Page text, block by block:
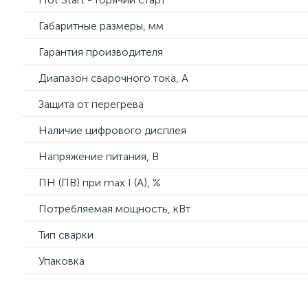
Габаритные размеры, мм
Гарантия производителя
Диапазон сварочного тока, А
Защита от перегрева
Наличие цифрового дисплея
Напряжение питания, В
ПН (ПВ) при max I (A), %
Потребляемая мощность, кВт
Тип сварки
Упаковка